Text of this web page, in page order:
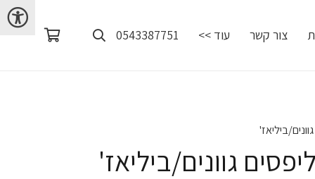
צור קשר עוד >> 0543387751